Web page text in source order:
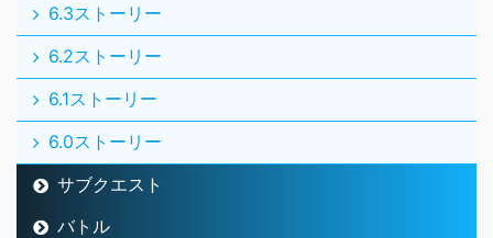
6.3ストーリー
6.2ストーリー
6.1ストーリー
6.0ストーリー
サブクエスト
バトル